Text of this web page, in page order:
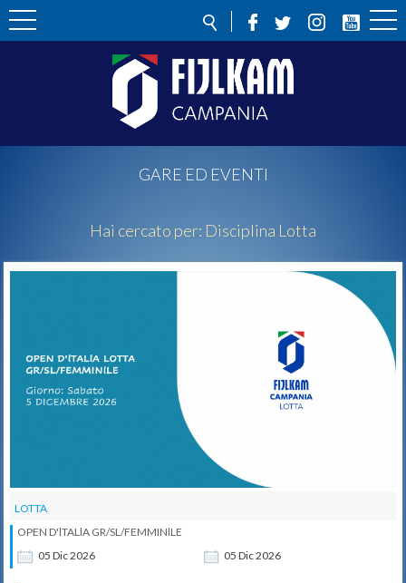
GARE ED EVENTI
Hai cercato per: Disciplina Lotta
LOTTA
05 Dic2026 05 Dic2026
OPEN D'lTALlA GR/SL/FEMMINlLE